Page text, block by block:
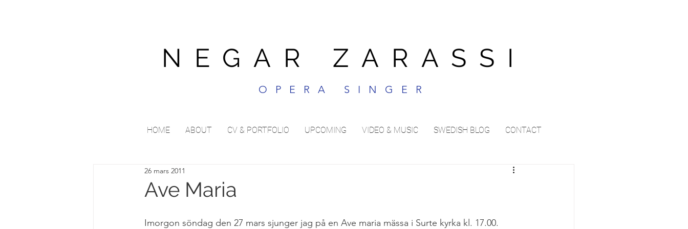
NEGAR ZARASSI
OPERA SINGER
HOME ABOUT CV & PORTFOLIO UPCOMING VIDEO & MUSIC SWEDISH BLOG CONTACT
Ave Maria
26 mars 2011
Imorgon söndag den 27 mars sjunger jag på en Ave maria mässa i Surte kyrka kl. 17.00.